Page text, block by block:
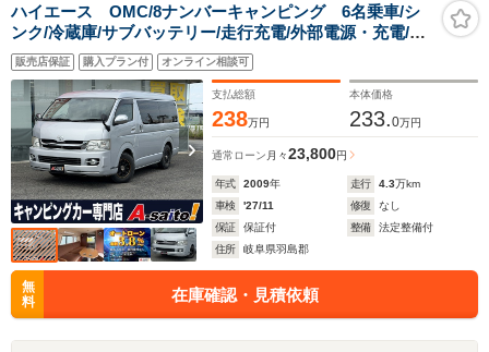
ハイエース OMC/8ナンバーキャンピング 6名乗車/シ
ンク/冷蔵庫/サブバッテリー/走行充電/外部電源・充電/パ
ワースライドドア/ナビ/フルセグ/バックカメラ/ETC/イン
ナーミラードラレコ
販売店保証 購入プラン付 オンライン相談可
支払総額
238万円
本体価格
233.0万円
通常ローン 月々23,800円
年式 2009年 走行 4.3万km
車検
'27/11 修復
なし
保証
保証付 整備
法定整備付
住所
岐阜県羽島郡
無
料
在庫確認・見積依頼